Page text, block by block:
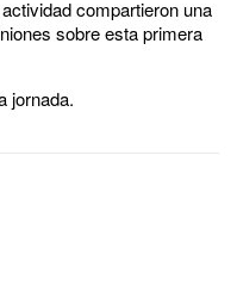
compartieron una
sobre esta primera
jornada.